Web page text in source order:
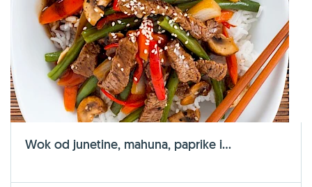
Wok od junetine, mahuna, paprike i...